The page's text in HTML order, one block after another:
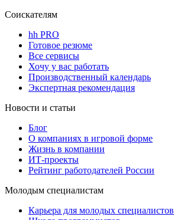
Соискателям
hh PRO
Готовое резюме
Все сервисы
Хочу у вас работать
Производственный календарь
Экспертная рекомендация
Новости и статьи
Блог
О компаниях в игровой форме
Жизнь в компании
ИТ-проекты
Рейтинг работодателей России
Молодым специалистам
Карьера для молодых специалистов